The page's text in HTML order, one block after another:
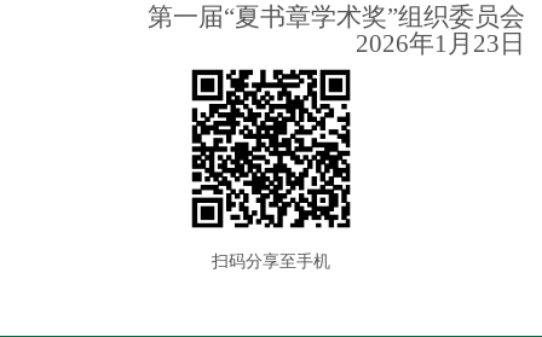
第一届“夏书章学术奖”组织委员会
2026年1月23日